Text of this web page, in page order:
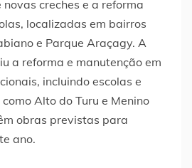
creches e a reforma
localizadas em bairros
e Parque Araçagy. A
a reforma e manutenção em
incluindo escolas e
Alto do Turu e Menino
obras previstas para
ano.